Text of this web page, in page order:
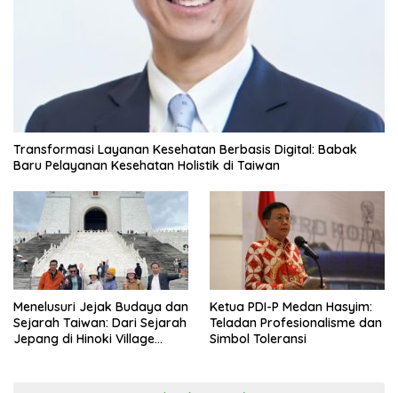
Transformasi Layanan Kesehatan Berbasis Digital: Babak
Baru Pelayanan Kesehatan Holistik di Taiwan
Menelusuri Jejak Budaya dan
Sejarah Taiwan: Dari Sejarah
Jepang di Hinoki Village
Ketua PDI-P Medan Hasyim:
Teladan Profesionalisme dan
Simbol Toleransi